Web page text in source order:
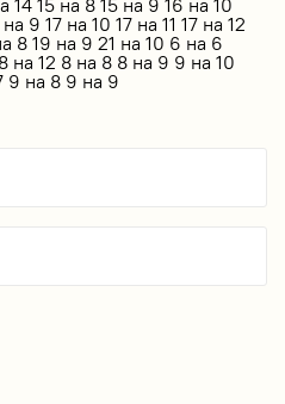
на 9 17 на 10 17 на 11 17 на 12
819 на 9 21 на 10 6 на 6
8 на 12 8 на 8 8 на 9 9 на 10
9 на 8 9 на 9